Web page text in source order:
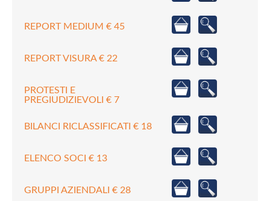
REPORT MEDIUM € 45
REPORT VISURA € 22
PROTESTI E
PREGIUDIZIEVOLI € 7
BILANCI RICLASSIFICATI € 18
ELENCO SOCI € 13
GRUPPI AZIENDALI € 28